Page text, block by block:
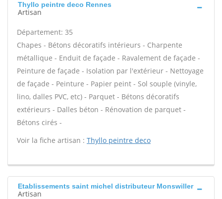
Thyllo peintre deco Rennes
Artisan
Département: 35
Chapes - Bétons décoratifs intérieurs - Charpente
métallique - Enduit de façade - Ravalement de façade -
Peinture de façade - Isolation par l'extérieur - Nettoyage
de façade - Peinture - Papier peint - Sol souple (vinyle,
lino, dalles PVC, etc) - Parquet - Bétons décoratifs
extérieurs - Dalles béton - Rénovation de parquet -
Bétons cirés -
Voir la fiche artisan : Thyllo peintre deco
Etablissements saint michel distributeur Monswiller
Artisan